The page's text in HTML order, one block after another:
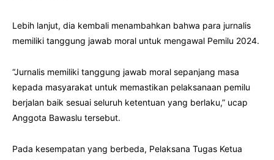
Lebih lanjut, dia kembali menambahkan bahwa para jurnalis
memiliki tanggung jawab moral untuk mengawal Pemilu 2024.
“Jurnalis memiliki tanggung jawab moral sepanjang masa
kepada masyarakat untuk memastikan pelaksanaan pemilu
berjalan baik sesuai seluruh ketentuan yang berlaku,” ucap
Anggota Bawaslu tersebut.
Pada kesempatan yang berbeda, Pelaksana Tugas Ketua